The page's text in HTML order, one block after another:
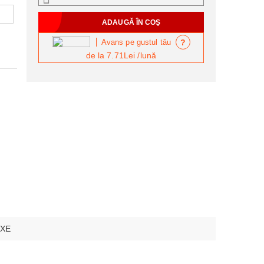
de la7.71Lei/lună
Avans pe gustul tău ?